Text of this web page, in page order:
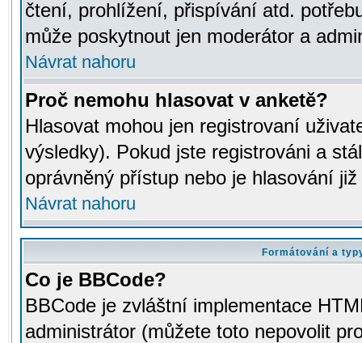
čtení, prohlížení, přispívání atd.
může poskytnout jen moderátor a
Návrat nahoru
Proč nemohu hlasovat v anketě?
Hlasovat mohou jen registrovaní
výsledky). Pokud jste registrováni a
oprávněný přístup nebo je hlasování
Návrat nahoru
Formátování a
Co je BBCode?
BBCode je zvláštní implementace
administrátor (můžete toto nepovolit